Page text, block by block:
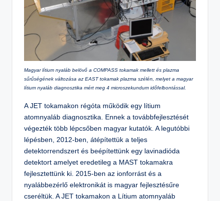
Magyar lítium nyaláb belövő a COMPASS tokamak mellett és plazma
sűrűségének változása az EAST tokamak plazma szélén, melyet a magyar
lítium nyaláb diagnosztika mért meg 4 microszekundum időfelbontással.
A JET tokamakon régóta működik egy lítium
atomnyaláb diagnosztika. Ennek a továbbfejlesztését
végezték több lépcsőben magyar kutatók. A legutóbbi
lépésben, 2012-ben, átépítettük a teljes
detektorrendszert és beépítettünk egy lavinadióda
detektort amelyet eredetileg a MAST tokamakra
fejlesztettünk ki. 2015-ben az ionforrást és a
nyalábbezérlő elektronikát is magyar fejlesztésűre
cseréltük. A JET tokamakon a Lítium atomnyaláb